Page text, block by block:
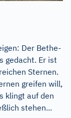
Der Bethe-
gedacht. Er ist
Sternen.
greifen will,
klingt auf den
stehen...